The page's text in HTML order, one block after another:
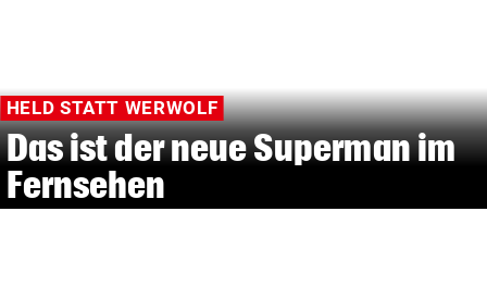
HELD STATT WERWOLF
Das ist der neue Superman im
Fernsehen